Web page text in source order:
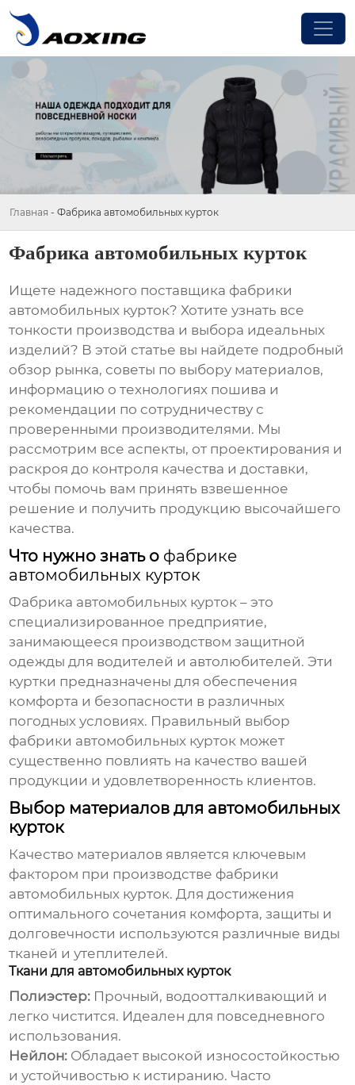
Главная - Фабрика автомобильных курток
Фабрика автомобильных курток
Ищете надежного поставщика фабрики
автомобильных курток? Хотите узнать все
тонкости производства и выбора идеальных
изделий? В этой статье вы найдете подробный
обзор рынка, советы по выбору материалов,
информацию о технологиях пошива и
рекомендации по сотрудничеству с
проверенными производителями. Мы
рассмотрим все аспекты, от проектирования и
раскроя до контроля качества и доставки,
чтобы помочь вам принять взвешенное
решение и получить продукцию высочайшего
качества.
Что нужно знать о фабрике
автомобильных курток
Фабрика автомобильных курток – это
специализированное предприятие,
занимающееся производством защитной
одежды для водителей и автолюбителей. Эти
куртки предназначены для обеспечения
комфорта и безопасности в различных
погодных условиях. Правильный выбор
фабрики автомобильных курток может
существенно повлиять на качество вашей
продукции и удовлетворенность клиентов.
Выбор материалов для автомобильных
курток
Качество материалов является ключевым
фактором при производстве фабрики
автомобильных курток. Для достижения
оптимального сочетания комфорта, защиты и
долговечности используются различные виды
тканей и утеплителей.
Ткани для автомобильных курток
Полиэстер: Прочный, водоотталкивающий и
легко чистится. Идеален для повседневного
использования.
Нейлон: Обладает высокой износостойкостью
и устойчивостью к истиранию. Часто